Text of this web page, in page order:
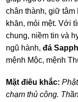
chân thành, giữ tâm
khăn, mỏi mệt. Với
chung, niềm tin và
ngũ hành, đá
mệnh Mộc, mệnh
Mặt điêu khắc:
chạm thủ công.